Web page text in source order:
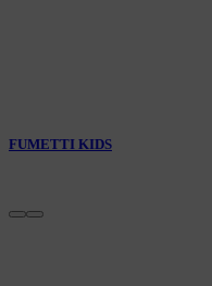
FUMETTI KIDS